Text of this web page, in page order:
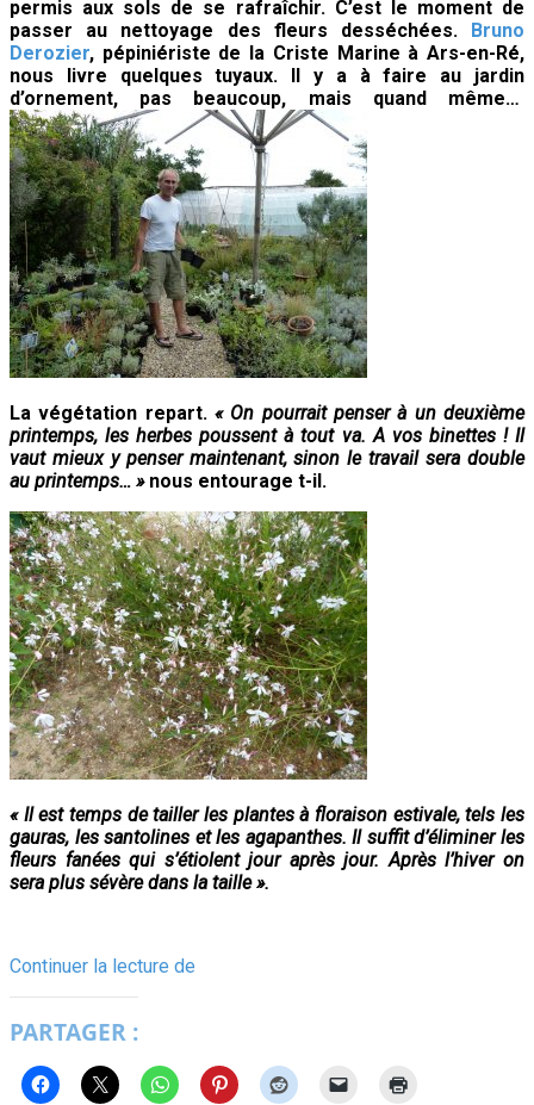
permis aux sols de se rafraîchir. C’est le moment de
passer au nettoyage des fleurs desséchées. Bruno
Derozier, pépiniériste de la Criste Marine à Ars-en-Ré,
nous livre quelques tuyaux. Il y a à faire au jardin
d’ornement, pas beaucoup, mais quand même…
La végétation repart. « On pourrait penser à un deuxième
printemps, les herbes poussent à tout va. A vos binettes ! Il
vaut mieux y penser maintenant, sinon le travail sera double
au printemps… » nous entourage t-il.
« Il est temps de tailler les plantes à floraison estivale, tels les
gauras, les santolines et les agapanthes. Il suffit d’éliminer les
fleurs fanées qui s’étiolent jour après jour. Après l’hiver on
sera plus sévère dans la taille ».
Continuer la lecture de
PARTAGER :